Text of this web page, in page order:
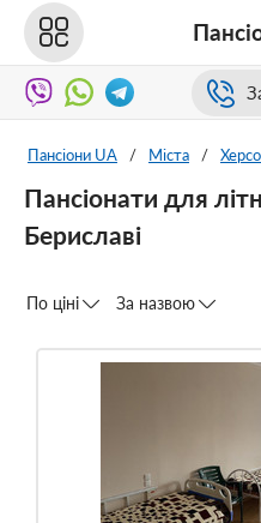
Пансіони UA / Міста /
Пансіонати для
Бериславі
По ціні За назвою